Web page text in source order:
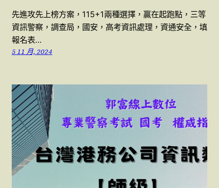
先進攻先上榜方案，115+1兩種選擇，贏在起跑點，三等
資訊警察，調查局，國安，高考資訊處理，資通安全，填
報名表…
5 11 月, 2024